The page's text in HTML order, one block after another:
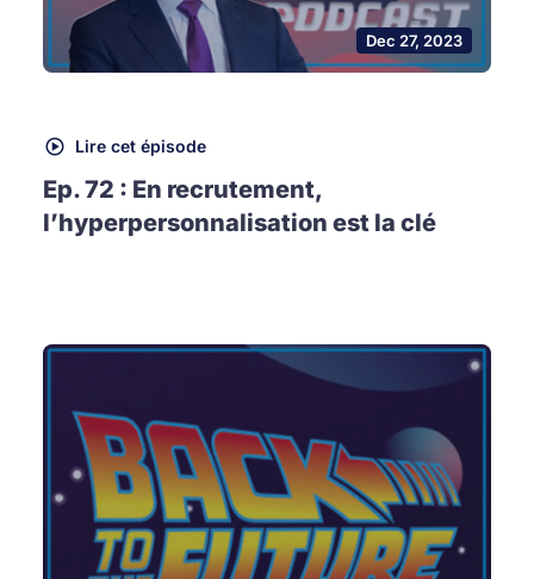
Dec 27, 2023
Lire cet épisode
Ep. 72 : En recrutement,
l’hyperpersonnalisation est la clé